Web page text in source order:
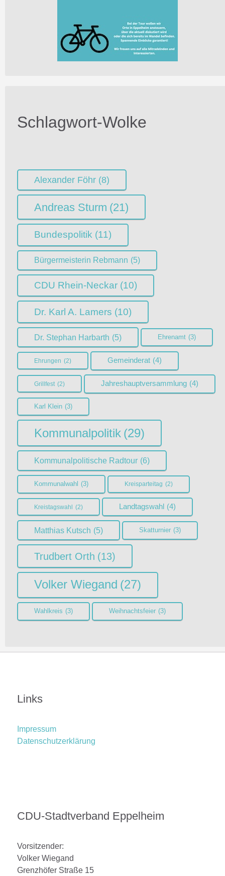
Schlagwort-Wolke
Alexander Föhr (8)
Andreas Sturm (21)
Bundespolitik (11)
Bürgermeisterin Rebmann (5)
CDU Rhein-Neckar (10)
Dr. Karl A. Lamers (10)
Dr. Stephan Harbarth (5) Ehrenamt (3)
Ehrungen (2) Gemeinderat (4)
Grillfest (2) Jahreshauptversammlung (4)
Karl Klein (3)
Kommunalpolitik (29)
Kommunalpolitische Radtour (6)
Kommunalwahl (3) Kreisparteitag (2)
Kreistagswahl (2) Landtagswahl (4)
Matthias Kutsch (5) Skatturnier (3)
Trudbert Orth (13)
Volker Wiegand (27)
Wahlkreis (3) Weihnachtsfeier (3)
Links
Impressum
Datenschutzerklärung
CDU-Stadtverband Eppelheim
Vorsitzender:
Volker Wiegand
Grenzhöfer Straße 15